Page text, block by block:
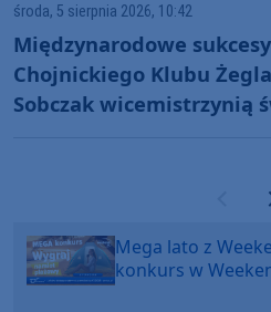
środa, 5 sierpnia 2026, 10:42
Międzynarodowe
Chojnickiego Klubu
Sobczak wicemistrzynią
Mega lato z
konkurs w